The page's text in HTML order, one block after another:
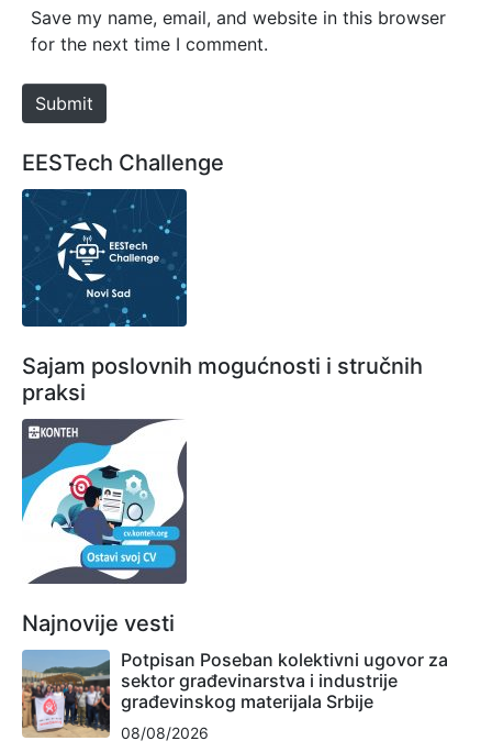
e
Save my name, email, and website in this browser
for the next time I comment.
Submit
EESTech Challenge
Sajam poslovnih mogućnosti i stručnih
praksi
Najnovije vesti
Potpisan Poseban kolektivni ugovor za
sektor građevinarstva i industrije
građevinskog materijala Srbije
08/08/2026